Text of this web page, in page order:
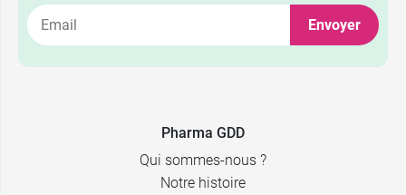
ml)
1
Crème Collagène Lissante Bio Krème(12
Envoyer
Pharma GDD
Qui sommes-nous ?
Notre histoire